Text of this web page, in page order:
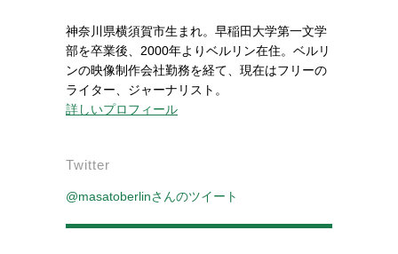
神奈川県横須賀市生まれ。早稲田大学第一文学
部を卒業後、2000年よりベルリン在住。ベルリ
ンの映像制作会社勤務を経て、現在はフリーの
ライター、ジャーナリスト。
詳しいプロフィール
Twitter
@masatoberlinさんのツイート